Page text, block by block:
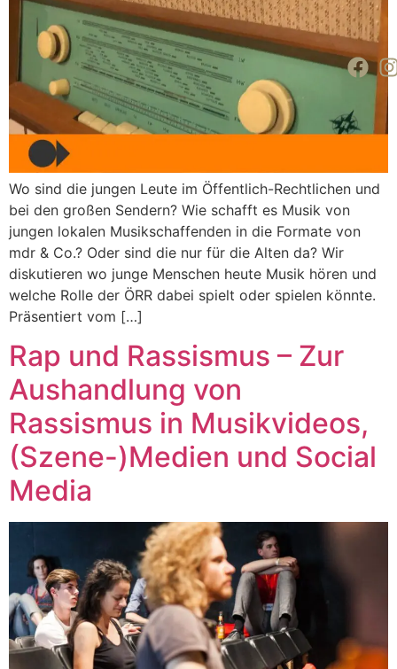
Wo sind die jungen Leute im Öffentlich-Rechtlichen und
bei den großen Sendern? Wie schafft es Musik von
jungen lokalen Musikschaffenden in die Formate von
mdr & Co.? Oder sind die nur für die Alten da? Wir
diskutieren wo junge Menschen heute Musik hören und
welche Rolle der ÖRR dabei spielt oder spielen könnte.
Präsentiert vom […]
Rap und Rassismus – Zur
Aushandlung von
Rassismus in Musikvideos,
(Szene-)Medien und Social
Media